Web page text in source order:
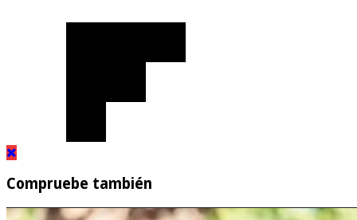
Compruebe también